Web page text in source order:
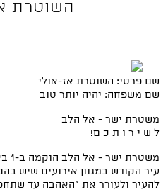
השוטרת
שם פרטי: השוטרת אז-אולי
שם משפחה: יהיה יותר טוב
משטרת ישר - אל הלב
ל ש י ר ו ת כ ם!
עיר הקודש במגוון אירועים שיש
להעיר ולעורר את "האהבה עד